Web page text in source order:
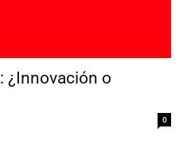
¿Innovación o
0